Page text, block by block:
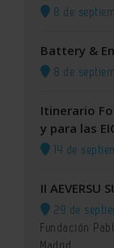
8 de
Battery &
8 de
Itinerario
y para las
14 de
II AEVERSU
29 de
Fundación